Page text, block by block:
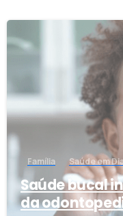
Família Saúde em
Saúde bucal
da